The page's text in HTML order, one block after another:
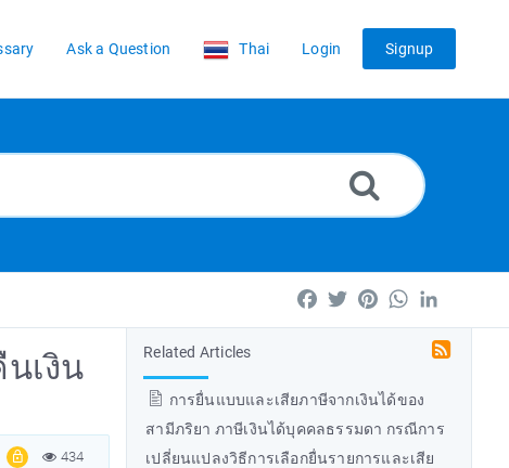
Ask a Question Thai Login Signup
Facebook
TwitterPinterestWhatsApp
Related Articles
การยื่นแบบและเสียภาษีจากเงินได้ของ
สามีภริยา ภาษีเงินได้บุคคลธรรมดา กรณีการ
เปลี่ยนแปลงวิธีการเลือกยื่นรายการและเสีย
เงิน
434